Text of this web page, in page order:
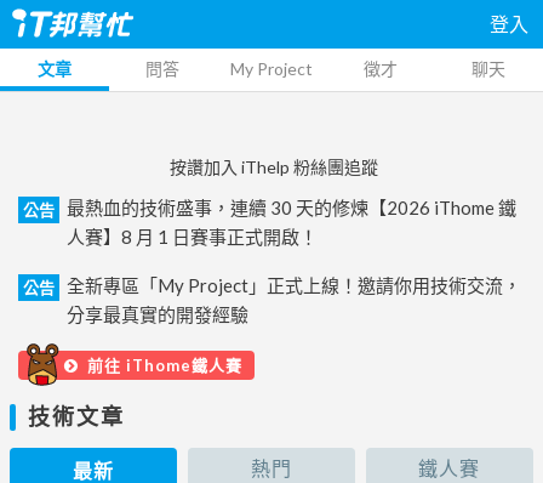
登入
文章 問答 My Project 徵才 聊天
按讚加入 iThelp 粉絲團追蹤
公告
最熱血的技術盛事，連續 30 天的修煉【2026 iThome 鐵
人賽】8 月 1 日賽事正式開啟！
公告
全新專區「My Project」正式上線！邀請你用技術交流，
分享最真實的開發經驗
前往 iThome鐵人賽
技術文章
最新 熱門 鐵人賽